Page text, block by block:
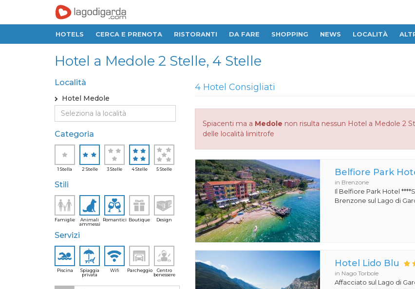
HOTELS CERCA E PRENOTA RISTORANTI DA FARE SHOPPING NEWS LOCALITÀ
Hotel a Medole 2 Stelle, 4 Stelle
Località
Hotel Medole
Categoria
1 Stella 2 Stelle 3 Stelle 4 Stelle 5 Stelle
Stili
Famiglie
Animali
ammessi
Romantici Boutique Design
Servizi
Piscina
Spiaggia
privata
Wifi Parcheggio
Centro
benessere
4 Hotel Consigliati
Spiacenti ma a Medole non risulta nessun Hotel a Medole 2
delle località limitrofe
Belfiore Park
in Brenzone
Il Belfiore Park Hotel
Brenzone sul Lago di
Hotel Lido Blu
in Nago Torbole
Affacciato sul Lago di